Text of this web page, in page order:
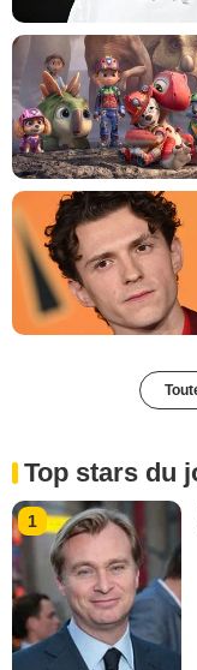
Top stars du
1